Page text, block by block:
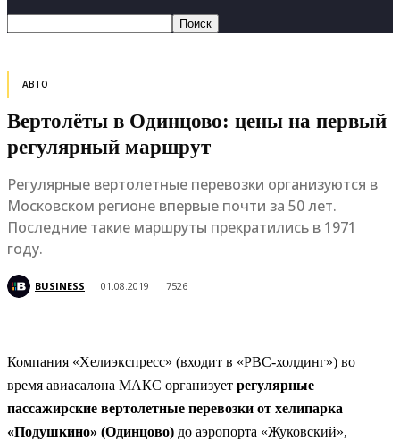
АВТО
Вертолёты в Одинцово: цены на первый
регулярный маршрут
Регулярные вертолетные перевозки организуются в
Московском регионе впервые почти за 50 лет.
Последние такие маршруты прекратились в 1971
году.
BUSINESS 01.08.2019 7526
Компания «Хелиэкспресс» (входит в «РВС-холдинг») во
время авиасалона МАКС организует регулярные
пассажирские вертолетные перевозки от хелипарка
«Подушкино» (Одинцово) до аэропорта «Жуковский»,